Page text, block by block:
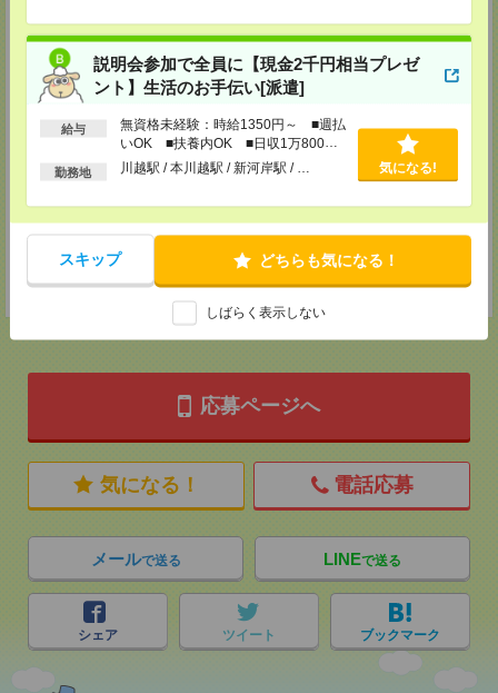
説明会参加で全員に【現金2千円相当プレゼ
ント】生活のお手伝い[派遣]
給与
無資格未経験：時給1350円～ ■週払
いOK ■扶養内OK ■日収1万800円
以上
勤務地 川越駅 / 本川越駅 / 新河岸駅 / … 気になる!
スキップ どちらも気になる！
しばらく表示しない
メディカルケア事業部 町田オフィス
東京都町田市森野1-7-23 大樹生命町田ビル6F
TEL：0120-453-285
MAIL：tenshoku@nikken-ts.jp
担当：採用担当
メディカルケア事業部 横浜オフィス
神奈川県横浜市保土ケ谷区神戸町134 横浜ビジネスパークサウスタワー
2F B区画
MAIL：tenshoku@nikken-ts.jp
担当：採用担当
登録交通費
★今ならご来社登録でQUOカード2000円分をプレゼント中★
応募ページへ
気になる！ 電話応募
メールで送る LINEで送る
シェア ツイート ブックマーク